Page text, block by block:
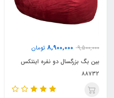
9,500,000
8,900,000 تومان
بین بگ بزرگسال دو نفره اینتکس
۸۸۷۳۲